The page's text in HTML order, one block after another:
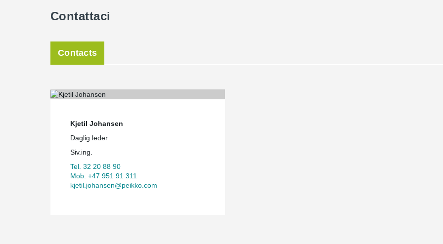
Contattaci
Contacts
Kjetil Johansen
Daglig leder
Siv.ing.
Tel. 32 20 88 90
Mob. +47 951 91 311
kjetil.johansen@peikko.com